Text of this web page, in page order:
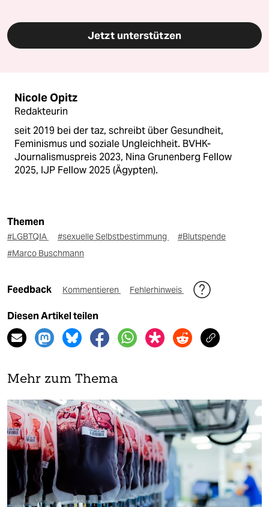
Jetzt unterstützen
Nicole Opitz
Redakteurin
seit 2019 bei der taz, schreibt über Gesundheit,
Feminismus und soziale Ungleichheit. BVHK-
Journalismuspreis 2023, Nina Grunenberg Fellow
2025, IJP Fellow 2025 (Ägypten).
Themen
#LGBTQIA #sexuelle Selbstbestimmung
#Blutspende
#Marco Buschmann
Feedback Kommentieren Fehlerhinweis
Diesen Artikel teilen
Mehr zum Thema